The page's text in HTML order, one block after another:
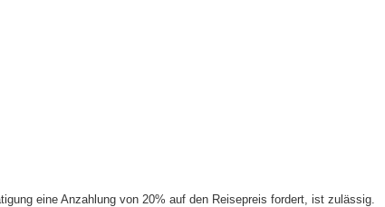
eine Anzahlung von 20% auf den Reisepreis fordert, ist zulässig.